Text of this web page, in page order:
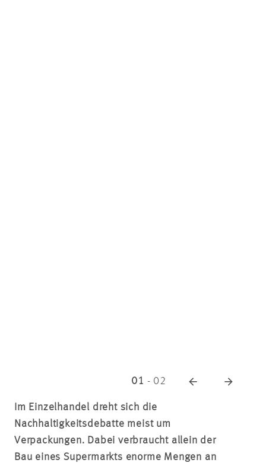
01 - 02
Im Einzelhandel dreht sich die
Nachhaltigkeitsdebatte meist um
Verpackungen. Dabei verbraucht allein der
Bau eines Supermarkts enorme Mengen an